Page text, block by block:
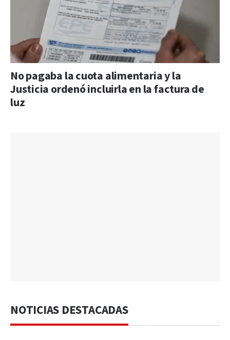
No pagaba la cuota alimentaria y la
Justicia ordenó incluirla en la factura de
luz
NOTICIAS DESTACADAS